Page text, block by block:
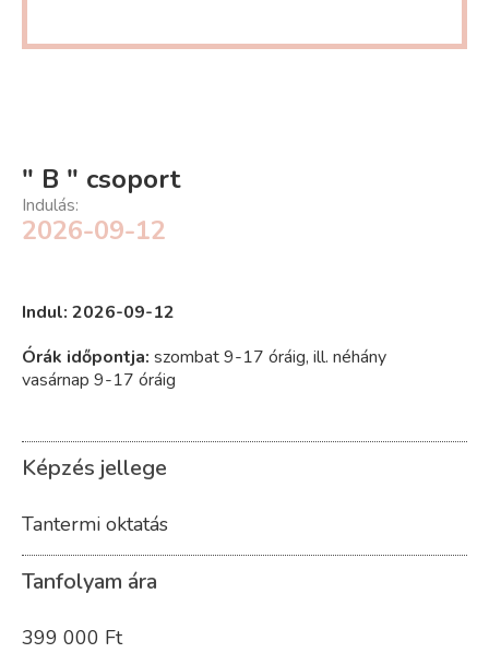
" B " csoport
Indulás:
2026-09-12
Indul: 2026-09-12
Órák időpontja: szombat 9-17 óráig, ill. néhány
vasárnap 9-17 óráig
Képzés jellege
Tantermi oktatás
Tanfolyam ára
399 000 Ft